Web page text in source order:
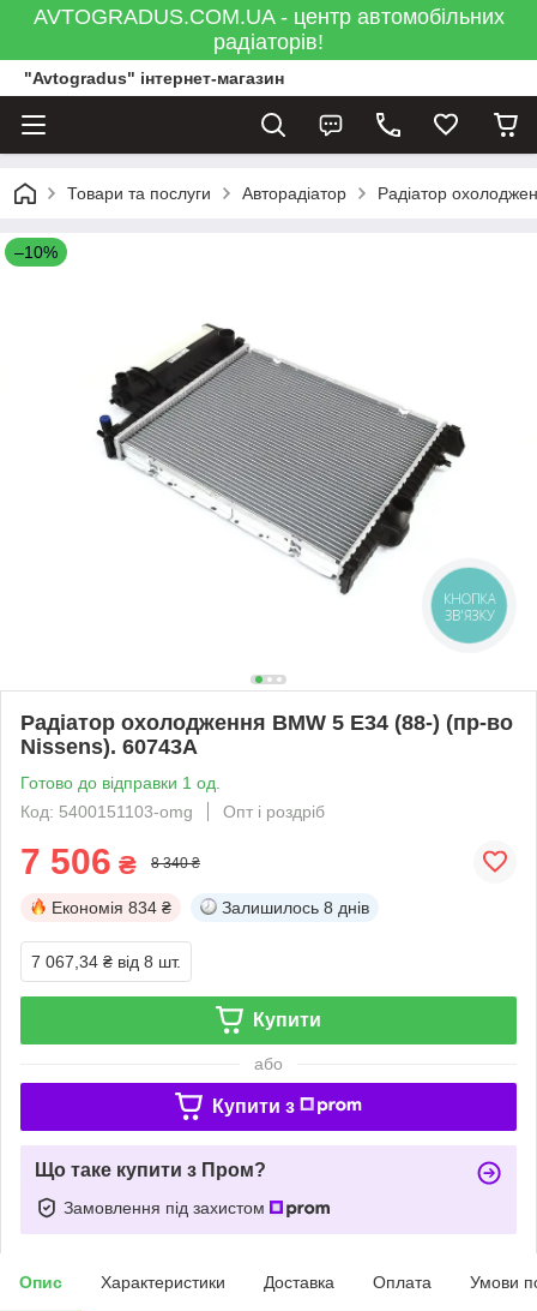
AVTOGRADUS.COM.UA - центр автомобільних
радіаторів!
"Avtogradus" інтернет-магазин
Товари та послуги Авторадіатор Радіатор
–10%
Радіатор охолодження BMW 5 E34 (88-) (пр-во
Nissens). 60743A
Готово до відправки 1 од.
Код: 5400151103-omg
Опт і роздріб
7 506 ₴ 8 340 ₴
Економія 834 ₴ Залишилось 8 днів
7 067,34 ₴ від 8 шт.
Купити
або
Купити з
Що таке купити з Пром?
Замовлення під захистом
Опис Характеристики Доставка Оплата Умови
КНОПКА
ЗВ'ЯЗКУ